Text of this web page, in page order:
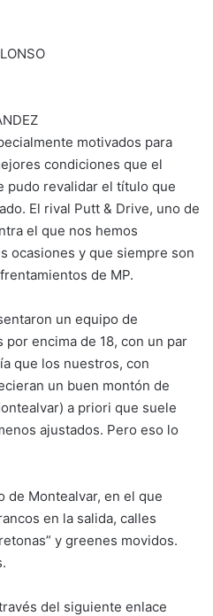
motivados para
condiciones que el
pudo revalidar el título que
El rival Putt & Drive, uno de
el que nos hemos
ocasiones y que siempre son
de MP.
un equipo de
encima de 18, con un par
que los nuestros, con
un buen montón de
a priori que suele
ajustados. Pero eso lo
de Montealvar, en el que
en la salida, calles
y greenes movidos.
del siguiente enlace